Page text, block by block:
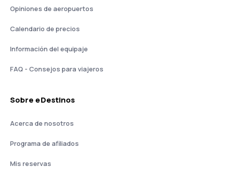
Opiniones de aeropuertos
Calendario de precios
Información del equipaje
FAQ - Consejos para viajeros
Sobre eDestinos
Acerca de nosotros
Programa de afiliados
Mis reservas